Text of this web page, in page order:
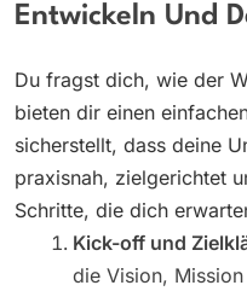
Entwickeln Und
Du fragst dich, wie der
bieten dir einen
sicherstellt, dass deine
praxisnah, zielgerichtet
Schritte, die dich
Kick-off und
die Vision,